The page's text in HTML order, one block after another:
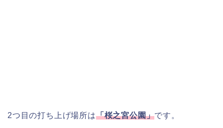
2つ目の打ち上げ場所は「桜之宮公園」です。